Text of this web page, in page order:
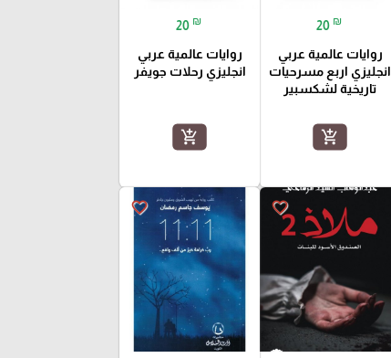
20 ₪
روايات عالمية عربي
انجليزي اربع مسرحيات
تاريخية لشكسبير
add_shopping_cart
20 ₪
روايات عالمية عربي
انجليزي رحلات جويفر
add_shopping_cart
favorite_border
favorite_border